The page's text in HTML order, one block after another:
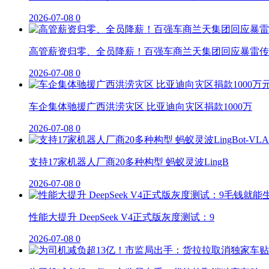
2026-07-08 0
高管薪资归零、全员降薪！百强车商兰天集团回应暴雷
2026-07-08 0
车企集体驰援广西洪涝灾区 比亚迪向灾区捐款1000万
2026-07-08 0
支持17家机器人厂商20多种构型 蚂蚁灵波LingB
2026-07-08 0
性能大提升 DeepSeek V4正式版灰度测试：9
2026-07-08 0